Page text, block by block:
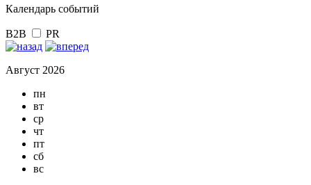
Календарь событий
B2B PR
Август 2026
пн
вт
ср
чт
пт
сб
вс